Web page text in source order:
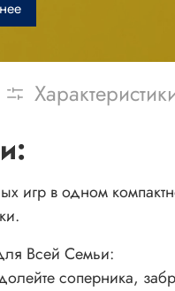
игр в одном
Всей Семьи:
соперника,